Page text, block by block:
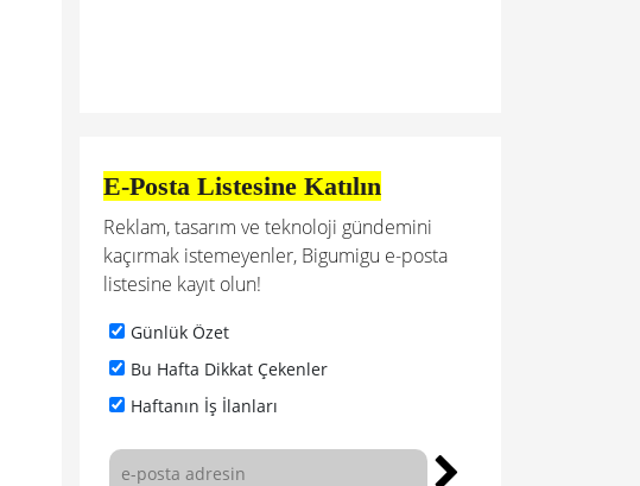
E-Posta Listesine Katılın
Reklam, tasarım ve teknoloji gündemini
kaçırmak istemeyenler, Bigumigu e-posta
listesine kayıt olun!
Günlük Özet
Bu Hafta Dikkat Çekenler
Haftanın İş İlanları